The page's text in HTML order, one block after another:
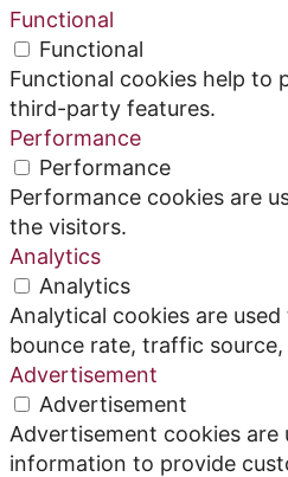
Functional
Functional
Functional cookies help to
third-party features.
Performance
Performance
Performance cookies are
the visitors.
Analytics
Analytics
Analytical cookies are
bounce rate, traffic source,
Advertisement
Advertisement
Advertisement cookies
information to provide